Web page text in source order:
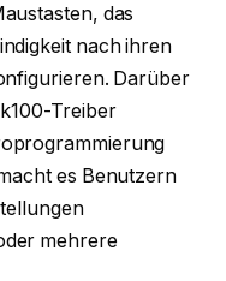
das
nach ihren
Darüber
Treiber
es Benutzern
mehrere